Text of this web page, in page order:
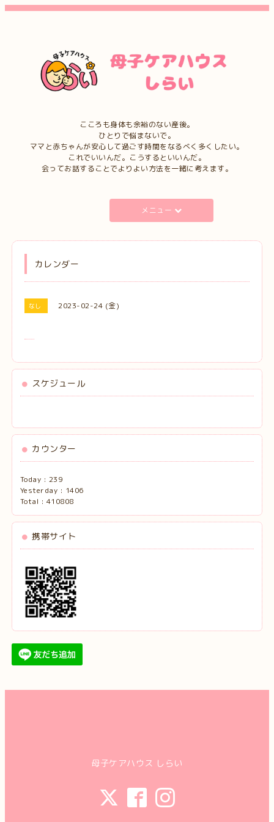
こころも身体も余裕のない産後。
ひとりで悩まないで。
ママと赤ちゃんが安心して過ごす時間をなるべく多くしたい。
これでいいんだ。こうするといいんだ。
会ってお話することでよりよい方法を一緒に考えます。
メニュー
カレンダー
なし 2023-02-24 (金)
スケジュール
カウンター
Today : 239
Yesterday : 1406
Total : 410808
携帯サイト
母子ケアハウス しらい